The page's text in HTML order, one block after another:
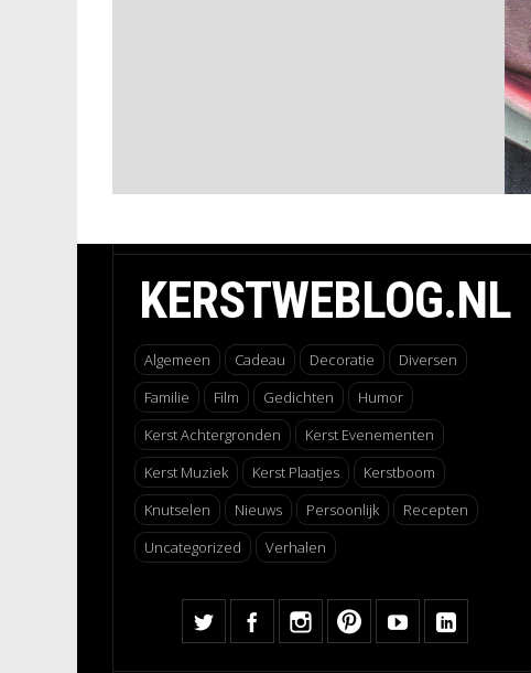
KERSTWEBLOG.NL
Algemeen Cadeau Decoratie
Diversen
Familie
Film Gedichten
Humor
Kerst Achtergronden
Kerst Evenementen
Kerst Muziek
Kerst Plaatjes
Kerstboom
Knutselen
Nieuws Persoonlijk
Recepten
Uncategorized
Verhalen